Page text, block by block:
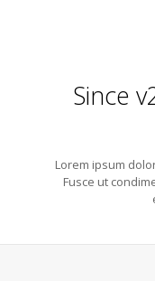
Since
Lorem ipsum
Fusce ut